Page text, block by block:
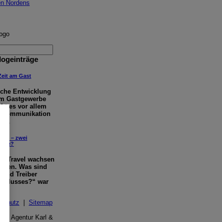
am Gast
Entwicklung
Gastgewerbe
es vor allem
Kommunikation
...
– zwei
Travel wachsen
Was sind
und Treiber
war
Sitemap
by Agentur Karl &